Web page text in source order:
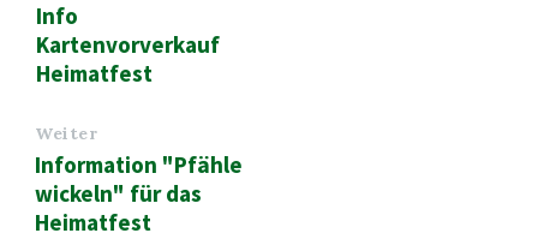
Info
Kartenvorverkauf
Heimatfest
Weiter
Information "Pfähle
wickeln" für das
Heimatfest